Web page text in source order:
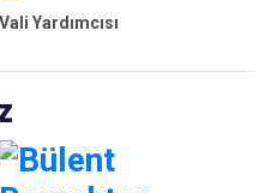
Vali Yardımcısı